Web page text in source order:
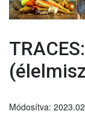
Módosítva: